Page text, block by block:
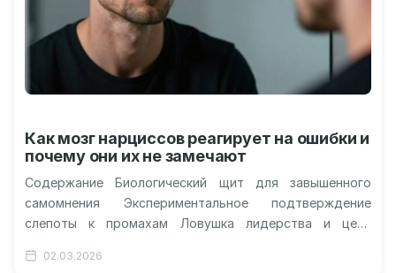
Как мозг нарциссов реагирует на ошибки и
почему они их не замечают
Содержание Биологический щит для завышенного
самомнения Экспериментальное подтверждение
слепоты к промахам Ловушка лидерства и цена
вопросы Мозг человека реагирует…
02.03.2026